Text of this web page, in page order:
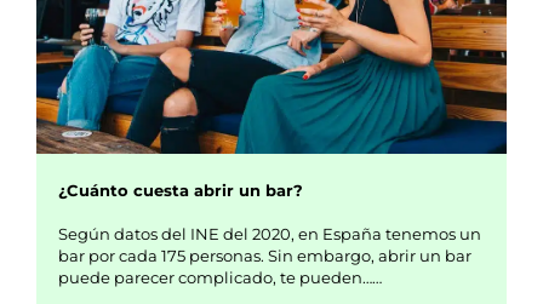
¿Cuánto cuesta abrir un bar?
Según datos del INE del 2020, en España tenemos un
bar por cada 175 personas. Sin embargo, abrir un bar
puede parecer complicado, te pueden……